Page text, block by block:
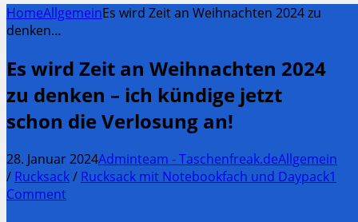
HomeAllgemeinEs wird Zeit an Weihnachten 2024 zu
denken…
Es wird Zeit an Weihnachten 2024
zu denken – ich kündige jetzt
schon die Verlosung an!
28. Januar 2024Adminteam - Taschenfreak.deAllgemein
/ Rucksack/ Rucksack mit Notebookfach und Daypack1
Comment